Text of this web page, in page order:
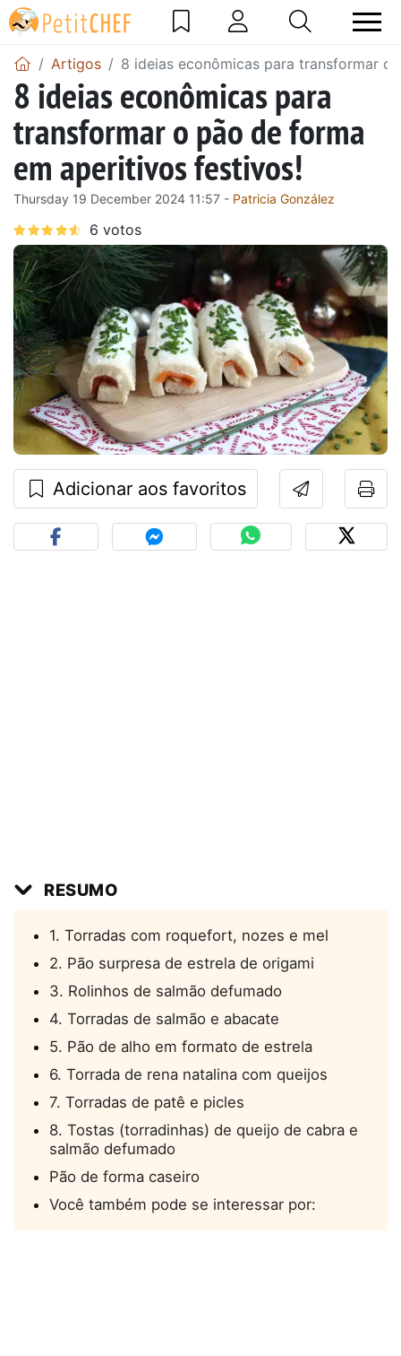
Artigos 8 ideias econômicas para transformar
8 ideias econômicas para
transformar o pão de forma
em aperitivos festivos!
Thursday 19 December 2024 11:57 - Patricia González
Adicionar aos favoritos
RESUMO
1. Torradas com roquefort, nozes e mel
2. Pão surpresa de estrela de origami
3. Rolinhos de salmão defumado
4. Torradas de salmão e abacate
5. Pão de alho em formato de estrela
6. Torrada de rena natalina com queijos
7. Torradas de patê e picles
8. Tostas (torradinhas) de queijo de cabra e
salmão defumado
Pão de forma caseiro
Você também pode se interessar por: